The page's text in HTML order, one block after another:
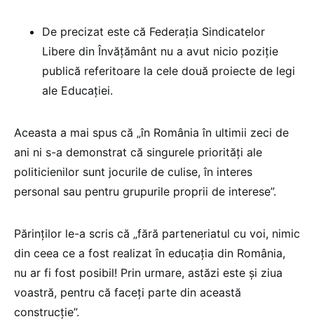
De precizat este că Federația Sindicatelor
Libere din Învățământ nu a avut nicio poziție
publică referitoare la cele două proiecte de legi
ale Educației.
Aceasta a mai spus că „în România în ultimii zeci de
ani ni s-a demonstrat că singurele priorități ale
politicienilor sunt jocurile de culise, în interes
personal sau pentru grupurile proprii de interese”.
Părinților le-a scris că „fără parteneriatul cu voi, nimic
din ceea ce a fost realizat în educația din România,
nu ar fi fost posibil! Prin urmare, astăzi este și ziua
voastră, pentru că faceți parte din această
construcție”.